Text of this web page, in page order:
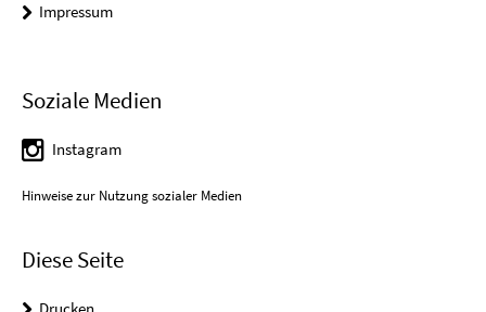
Impressum
Soziale Medien
Instagram
Hinweise zur Nutzung sozialer Medien
Diese Seite
Drucken